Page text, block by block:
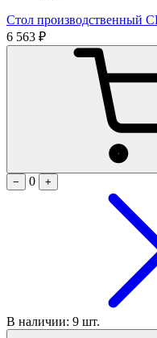
Стол производственный
6 563 ₽
−
0 +
В наличии: 9 шт.